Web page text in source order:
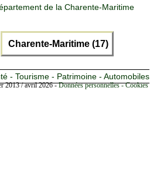
de la Charente-Maritime
Charente-Maritime (17)
- Tourisme - Patrimoine - Automobiles
2013 / avril 2026 -Données personnelles -